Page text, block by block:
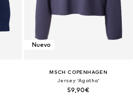
Nuevo
MSCH COPENHAGEN
Jersey 'Agatha'
59,90€